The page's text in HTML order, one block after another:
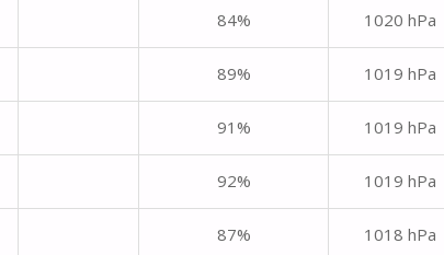
84% 1020 hPa
89% 1019 hPa
91% 1019 hPa
92% 1019 hPa
87% 1018 hPa